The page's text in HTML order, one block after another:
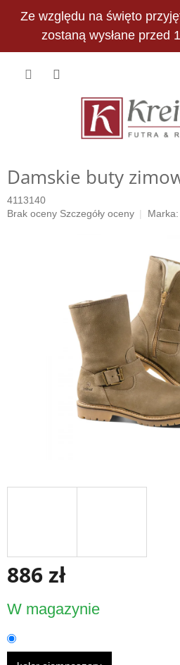
Ze względu na święto
zostaną wysłane przed
PLN
Damskie buty
4113140
Średnia
Brak oceny Szczegóły oceny Marka:
886 zł
jednostkowa:
W magazynie